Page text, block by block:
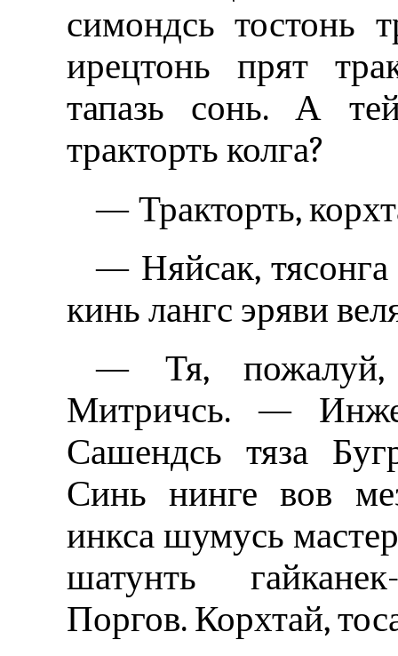
симондсь тостонь
ирецтонь прят
тапазь сонь. А
тракторть колга?
— Тракторть,
— Няйсак, тясонга
кинь лангс эряви
— Тя,
Митричсь. —
Сашендсь тяза
Синь нинге вов
инкса шумусь
шатунть
Поргов. Корхтай,